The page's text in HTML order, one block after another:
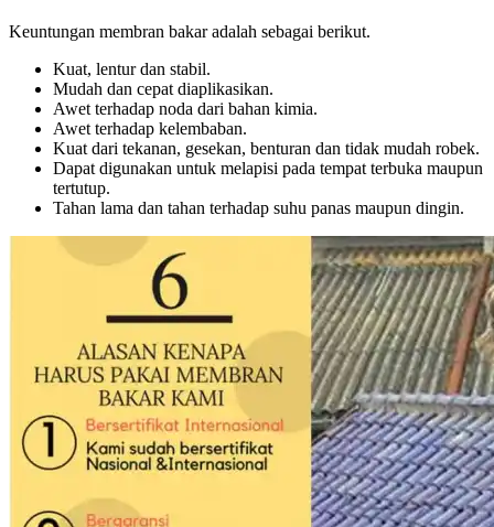
Keuntungan membran bakar adalah sebagai berikut.
Kuat, lentur dan stabil.
Mudah dan cepat diaplikasikan.
Awet terhadap noda dari bahan kimia.
Awet terhadap kelembaban.
Kuat dari tekanan, gesekan, benturan dan tidak mudah robek.
Dapat digunakan untuk melapisi pada tempat terbuka maupun
tertutup.
Tahan lama dan tahan terhadap suhu panas maupun dingin.